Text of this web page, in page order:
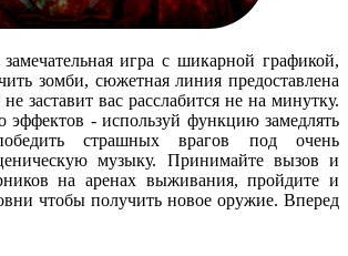
игра с шикарной графикой,
зомби, сюжетная линия предоставлена
заставит вас расслабится не на минутку.
эффектов - используй функцию замедлять
страшных врагов под очень
музыку. Принимайте вызов и
на аренах выживания, пройдите и
чтобы получить новое оружие. Вперед